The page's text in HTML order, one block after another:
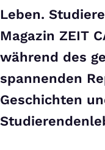
Leben.
Magazin ZEIT
während des
spannenden
Geschichten